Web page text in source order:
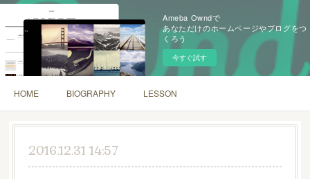
Ameba Owndで
あなただけのホームページやブログをつ
くろう
今すぐ試す
HOME BIOGRAPHY LESSON
2016.12.31 14:57